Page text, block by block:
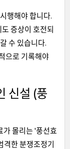
행해야 합니다.
증상이 호전되
수 있습니다.
으로 기록해야
신설 (풍
가 몰리는 '풍선효
한 분쟁조정기